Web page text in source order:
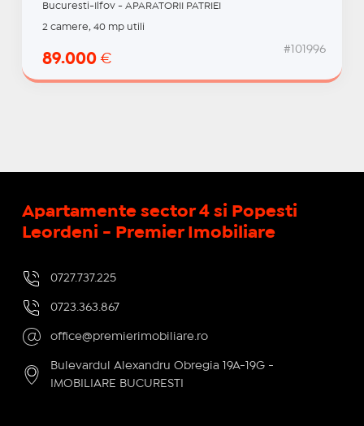
Bucuresti-Ilfov - APARATORII PATRIEI
2 camere, 40 mp utili
89.000 €
#101996
Apartamente sector 4 si Popesti
Leordeni - Premier Imobiliare
0727.737.225
0723.363.867
office@premierimobiliare.ro
Bulevardul Alexandru Obregia 19A-19G -
IMOBILIARE BUCURESTI